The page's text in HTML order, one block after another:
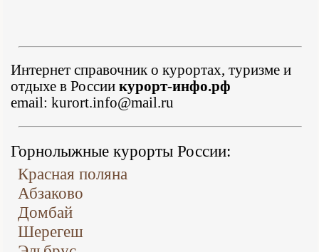
Интернет справочник о курортах, туризме и
отдыхе в России курорт-инфо.рф
email: kurort.info@mail.ru
Горнолыжные курорты России:
Красная поляна
Абзаково
Домбай
Шерегеш